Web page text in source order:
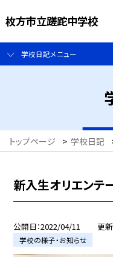
枚方市立蹉跎中学校
学校日記メニュー
トップページ > 学校日記
新入生オリエンテ
公開日 2022/04/11 更
学校の様子・お知らせ